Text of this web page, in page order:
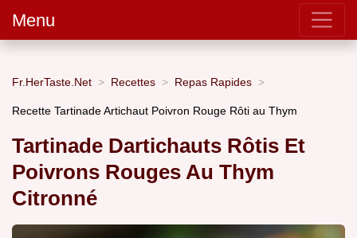
Menu
Fr.HerTaste.Net Recettes Repas Rapides
Recette Tartinade Artichaut Poivron Rouge Rôti au Thym
Tartinade Dartichauts Rôtis Et
Poivrons Rouges Au Thym
Citronné